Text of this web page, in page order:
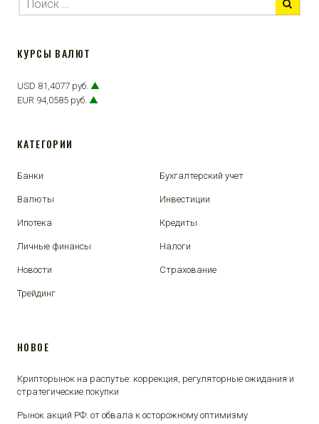
КУРСЫ ВАЛЮТ
USD 81,4077 руб. ▲
EUR 94,0585 руб. ▲
КАТЕГОРИИ
Банки Бухгалтерский учет
Валюты Инвестиции
Ипотека Кредиты
Личные финансы Налоги
Новости Страхование
Трейдинг
НОВОЕ
Крипторынок на распутье: коррекция, регуляторные ожидания и
стратегические покупки
Рынок акций РФ: от обвала к осторожному оптимизму